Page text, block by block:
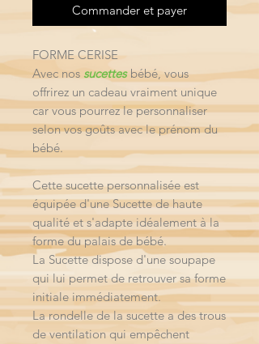
Commander et payer
FORME CERISE
Avec nos sucettesbébé, vous
offrirez un cadeau vraiment unique
car vous pourrez le personnaliser
selon vos goûts avec le prénom du
bébé.
Cette sucette personnalisée est
équipée d'une Sucette de haute
qualité et s'adapte idéalement à la
forme du palais de bébé.
La Sucette dispose d'une soupape
qui lui permet de retrouver sa forme
initiale immédiatement.
La rondelle de la sucette a des trous
de ventilation qui empêchent